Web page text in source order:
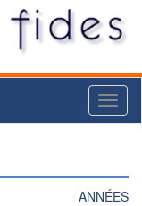
ANNÉES